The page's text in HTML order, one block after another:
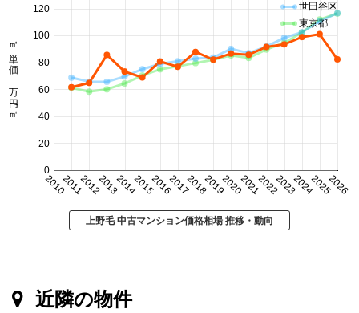
20102011201220132014201520162017201820192020202120222023202420252026
0
20
40
60
80
100
120
㎡単価 万円/㎡
世田谷区
東京都
上野毛 中古マンション価格相場 推移・動向
近隣の物件